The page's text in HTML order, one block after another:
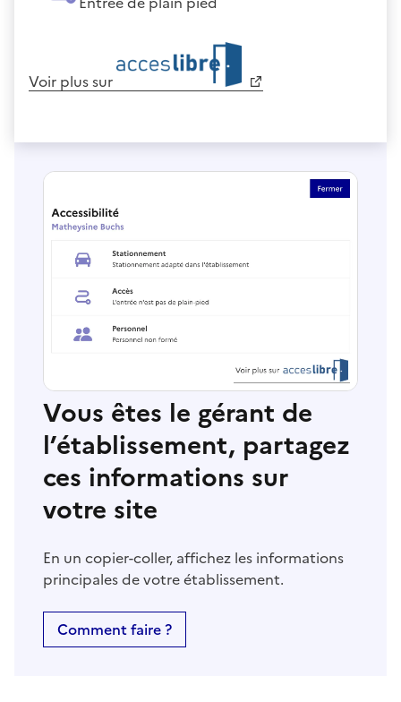
Voir plus sur
Vous êtes le gérant de
l’établissement, partagez
ces informations sur
votre site
En un copier-coller, affichez les informations
principales de votre établissement.
Comment faire ?